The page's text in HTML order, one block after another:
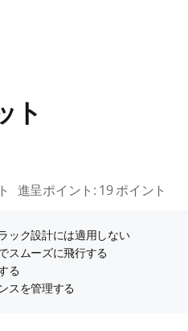
ト
進呈ポイント: 19ポイント
ック設計には適用しない
スムーズに飛行する
る
スを管理する